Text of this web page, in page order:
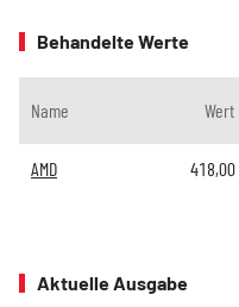
Behandelte Werte
Name Wert
AMD 418,00
Aktuelle Ausgabe